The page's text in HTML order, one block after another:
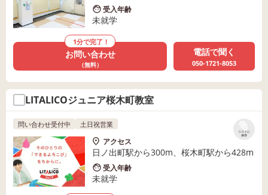
受入年齢
未就学
1分で完了！
お問い合わせ
（無料）
電話で聞く
050-1721-8053
LITALICOジュニア桜木町教室
リストに
保存
問い合わせ受付中 土日祝営業
アクセス
日ノ出町駅から300m、桜木町駅から428m
受入年齢
未就学